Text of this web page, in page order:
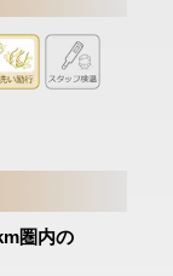
圏内の